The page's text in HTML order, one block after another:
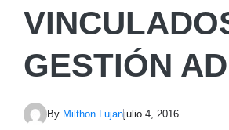
GESTIÓN
By Milthon Lujanjulio 4, 2016